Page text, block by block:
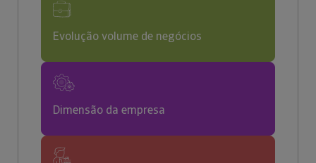
Evolução volume de negócios
Dimensão da empresa